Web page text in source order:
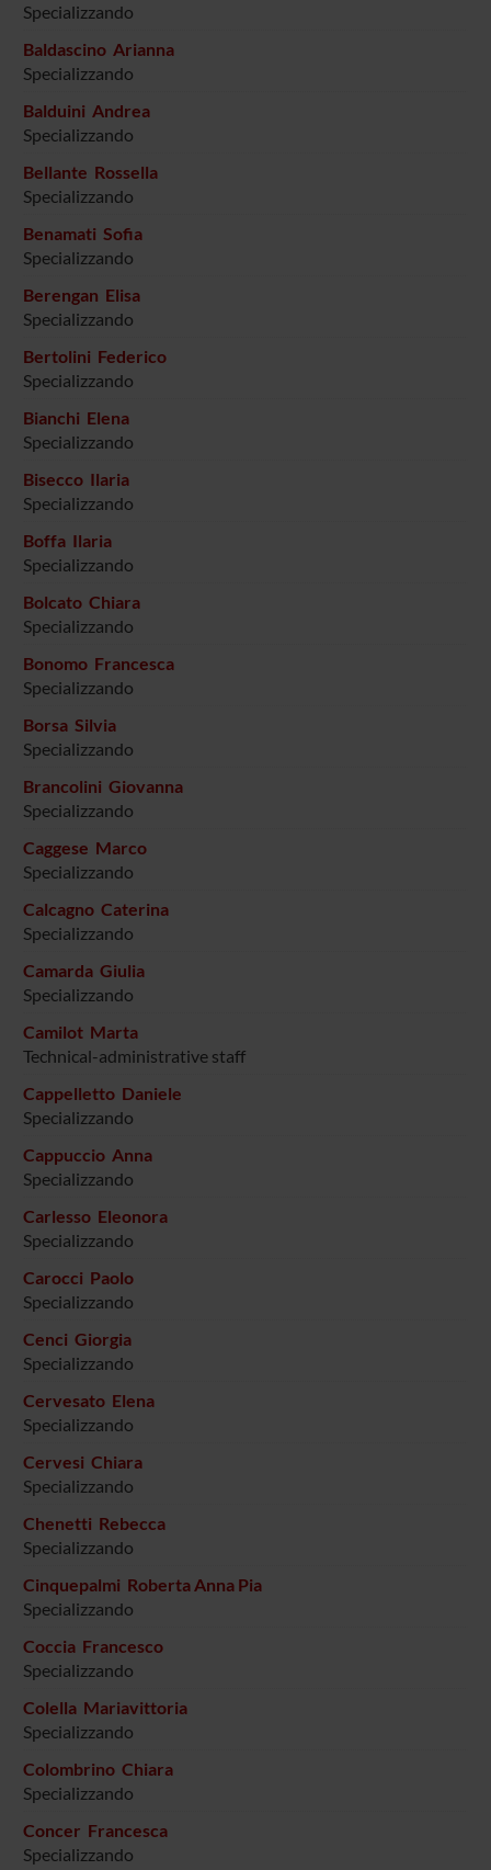
Specializzando
Baldascino Arianna
Specializzando
Balduini Andrea
Specializzando
Bellante Rossella
Specializzando
Benamati Sofia
Specializzando
Berengan Elisa
Specializzando
Bertolini Federico
Specializzando
Bianchi Elena
Specializzando
Bisecco Ilaria
Specializzando
Boffa Ilaria
Specializzando
Bolcato Chiara
Specializzando
Bonomo Francesca
Specializzando
Borsa Silvia
Specializzando
Brancolini Giovanna
Specializzando
Caggese Marco
Specializzando
Calcagno Caterina
Specializzando
Camarda Giulia
Specializzando
Camilot Marta
Technical-administrative staff
Cappelletto Daniele
Specializzando
Cappuccio Anna
Specializzando
Carlesso Eleonora
Specializzando
Carocci Paolo
Specializzando
Cenci Giorgia
Specializzando
Cervesato Elena
Specializzando
Cervesi Chiara
Specializzando
Chenetti Rebecca
Specializzando
Cinquepalmi Roberta Anna Pia
Specializzando
Coccia Francesco
Specializzando
Colella Mariavittoria
Specializzando
Colombrino Chiara
Specializzando
Concer Francesca
Specializzando